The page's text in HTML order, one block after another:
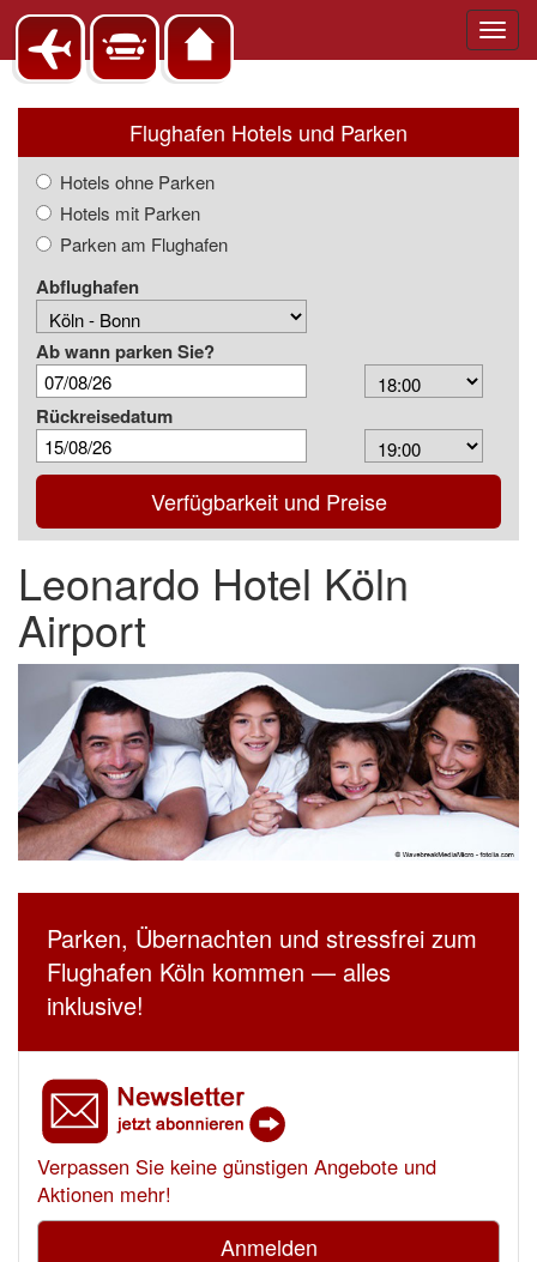
Flughafen Hotels und Parken
Hotels ohne Parken
Hotels mit Parken
Parken am Flughafen
Abflughafen
Ab wann parken Sie?
Arrival
Time
Rückreisedatum
Depart
Time
Verfügbarkeit und Preise
Leonardo Hotel Köln
Airport
Parken, Übernachten und stressfrei zum
Flughafen Köln kommen — alles
inklusive!
Verpassen Sie keine günstigen Angebote und
Aktionen mehr!
Anmelden